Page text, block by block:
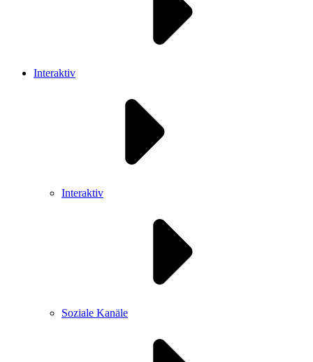
Interaktiv
Interaktiv
Soziale Kanäle